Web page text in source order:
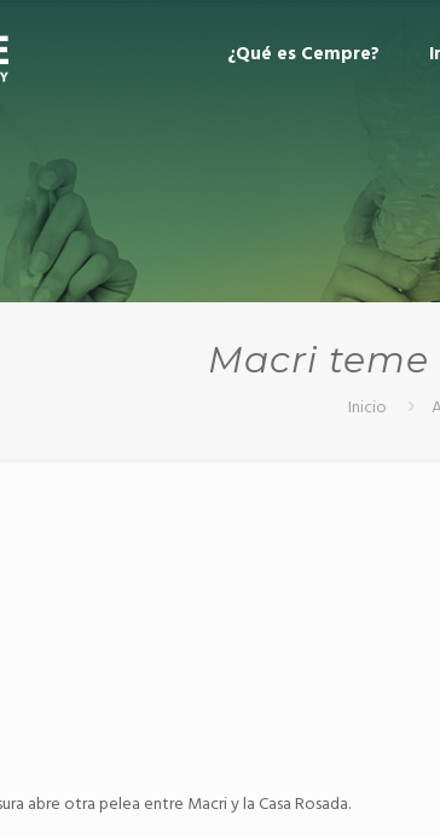
¿Qué es Cempre?
Macri
Inicio
abre otra pelea entre Macri y la Casa Rosada.